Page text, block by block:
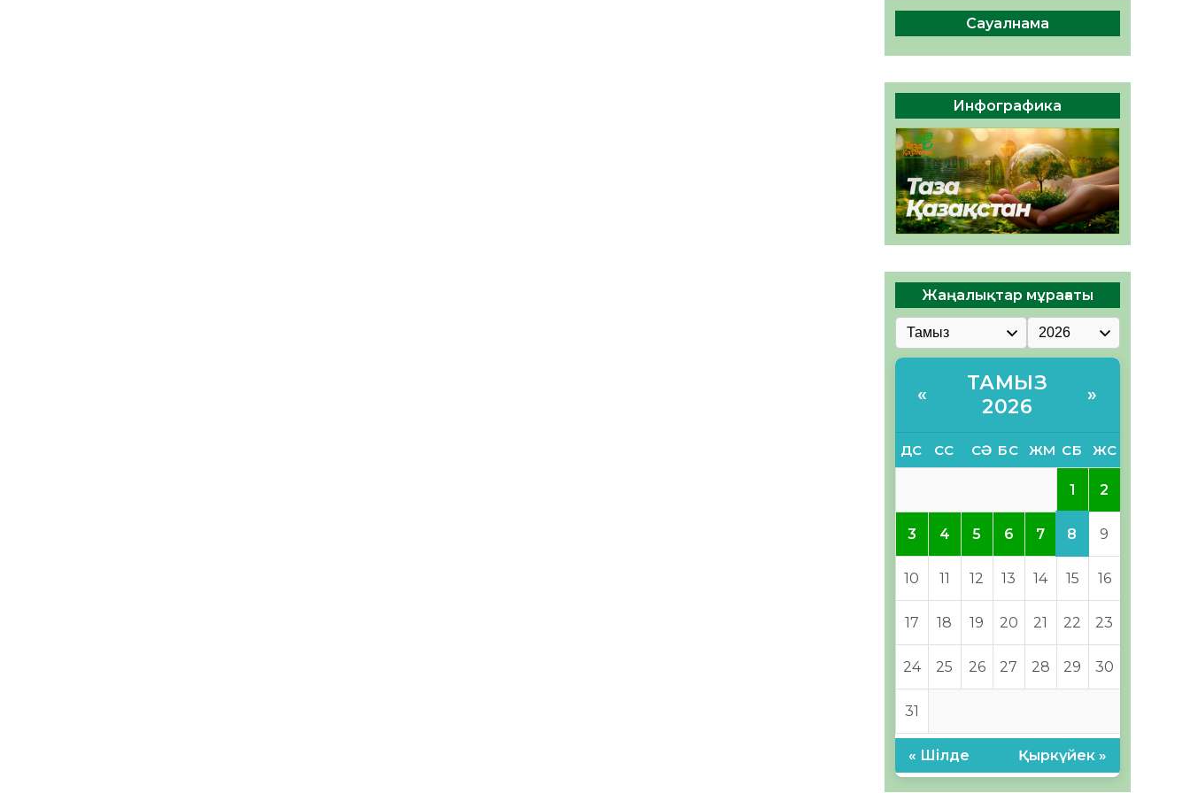
Руслан Рүстемұлы облыс
әкімінің кеңесшісі болып
тағайындалды
05.08.2026
43 0
Сауалнама
Инфографика
Жаңалықтар мұрағаты
«
ТАМЫЗ
2026
»
ДС СС СӘ БС ЖМ СБ ЖС
1 2
3 4 5 6 7 8 9
10 11 12 13 14 15 16
17 18 19 20 21 22 23
24 25 26 27 28 29 30
31
« Шілде Қыркүйек »